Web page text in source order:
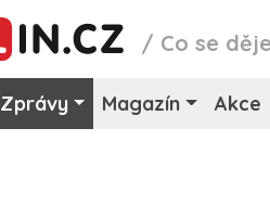
/ Co se děje
Zprávy Magazín Akce